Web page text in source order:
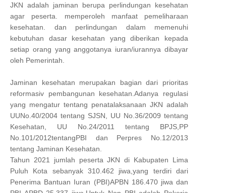
JKN adalah jaminan berupa perlindungan kesehatan
agar peserta. memperoleh manfaat pemeliharaan
kesehatan. dan perlindungan dalam memenuhi
kebutuhan dasar kesehatan yang diberikan kepada
setiap orang yang anggotanya iuran/iurannya dibayar
oleh Pemerintah.
Jaminan kesehatan merupakan bagian dari prioritas
reformasiv pembangunan kesehatan.Adanya regulasi
yang mengatur tentang penatalaksanaan JKN adalah
UUNo.40/2004 tentang SJSN, UU No.36/2009 tentang
Kesehatan, UU No.24/2011 tentang BPJS,PP
No.101/2012tentangPBI dan Perpres No.12/2013
tentang Jaminan Kesehatan.
Tahun 2021 jumlah peserta JKN di Kabupaten Lima
Puluh Kota sebanyak 310.462 jiwa,yang terdiri dari
Penerima Bantuan Iuran (PBI)APBN 186.470 jiwa dan